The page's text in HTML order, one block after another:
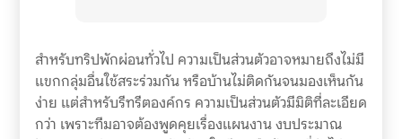
สำหรับทริปพักผ่อนทั่วไป ความเป็นส่วนตัวอาจหมายถึงไม่มี
แขกกลุ่มอื่นใช้สระร่วมกัน หรือบ้านไม่ติดกันจนมองเห็นกัน
ง่าย แต่สำหรับรีทรีตองค์กร ความเป็นส่วนตัวมีมิติที่ละเอียด
กว่า เพราะทีมอาจต้องพูดคุยเรื่องแผนงาน งบประมาณ